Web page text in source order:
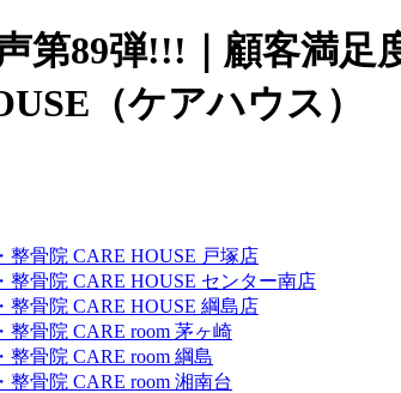
第89弾!!!｜顧客満足
（ケアハウス）
整骨院 CARE HOUSE 戸塚店
整骨院 CARE HOUSE センター南店
整骨院 CARE HOUSE 綱島店
整骨院 CARE room 茅ヶ崎
整骨院 CARE room 綱島
整骨院 CARE room 湘南台